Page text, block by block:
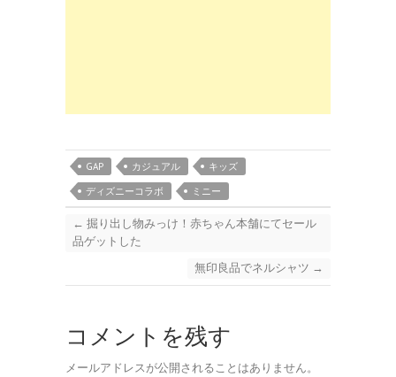
GAP カジュアル
キッズ
ディズニーコラボ
ミニー
← 掘り出し物みっけ！赤ちゃん本舗にてセール
品ゲットした
無印良品でネルシャツ →
コメントを残す
メールアドレスが公開されることはありません。